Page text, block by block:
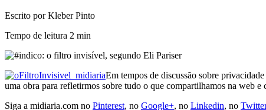
Escrito por Kleber Pinto
Tempo de leitura 2 min
Em tempos de discussão sobre
uma obra para refletirmos sobre tudo o que compartilhamos na web
Siga a midiaria.com no Pinterest, no Google+, no Linkedin, no